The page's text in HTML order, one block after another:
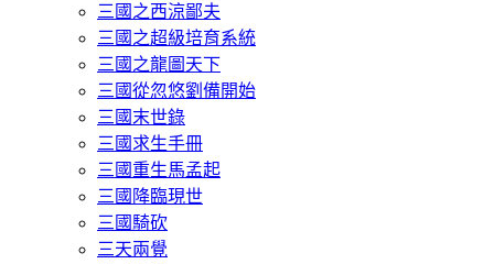
三國之西涼鄙夫
三國之超級培育系統
三國之龍圖天下
三國從忽悠劉備開始
三國末世錄
三國求生手冊
三國重生馬孟起
三國降臨現世
三國騎砍
三天兩覺